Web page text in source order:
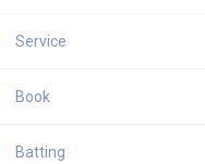
Service
Book
Batting